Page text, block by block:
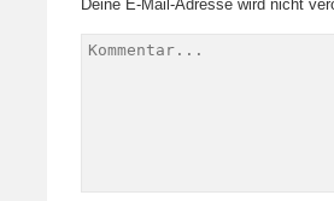
Deine E-Mail-Adresse wird nicht